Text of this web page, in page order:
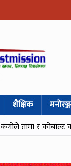
शैक्षिक
कंगोले तामा र कोबाल्ट